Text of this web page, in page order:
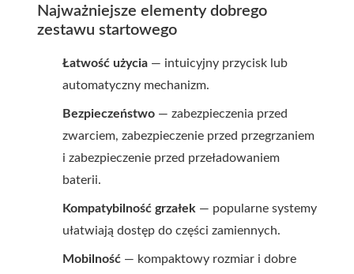
Najważniejsze elementy dobrego
zestawu startowego
Łatwość użycia — intuicyjny przycisk lub
automatyczny mechanizm.
Bezpieczeństwo — zabezpieczenia przed
zwarciem, zabezpieczenie przed przegrzaniem
i zabezpieczenie przed przeładowaniem
baterii.
Kompatybilność grzałek — popularne systemy
ułatwiają dostęp do części zamiennych.
Mobilność — kompaktowy rozmiar i dobre